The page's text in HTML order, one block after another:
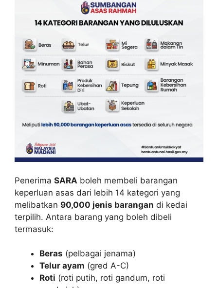
Penerima SARA boleh membeli barangan
keperluan asas dari lebih 14 kategori yang
melibatkan 90,000 jenis barangan di kedai
terpilih. Antara barang yang boleh dibeli
termasuk:
Beras (pelbagai jenama)
Telur ayam (gred A-C)
Roti (roti putih, roti gandum, roti